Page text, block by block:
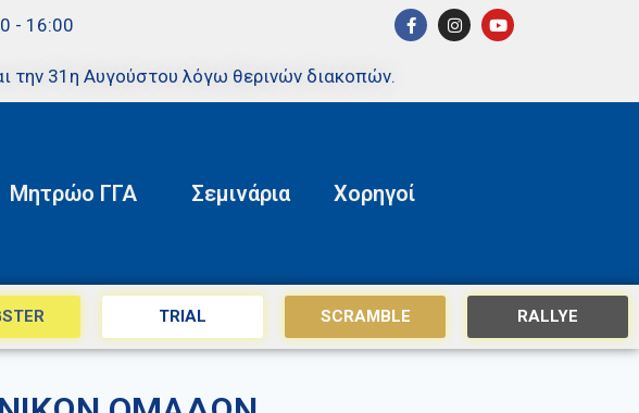
- 16:00
την 31η Αυγούστου λόγω θερινών διακοπών.
Μητρώο ΓΓΑ Σεμινάρια Χορηγοί
TRIAL SCRAMBLE RALLYE